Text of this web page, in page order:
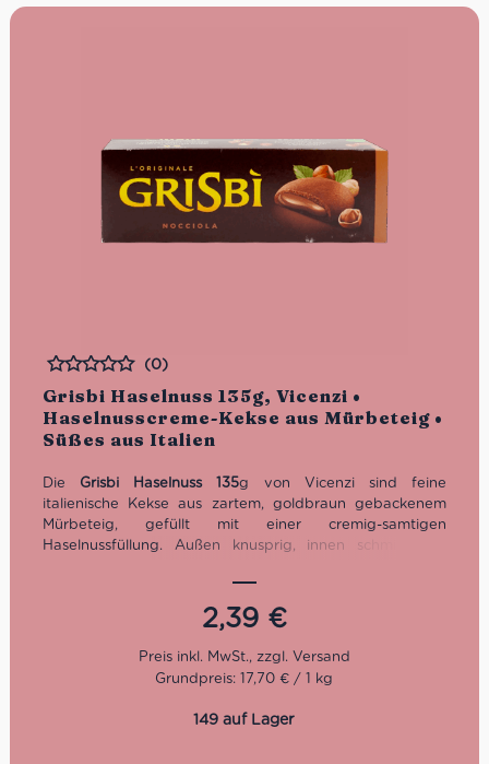
Grisbi Haselnuss 135g, Vicenzi •
Haselnusscreme-Kekse aus Mürbeteig •
Süßes aus Italien
Bewertet
(0)
Die Grisbi Haselnuss 135g von Vicenzi sind feine
italienische Kekse aus zartem, goldbraun gebackenem
Mürbeteig, gefüllt mit einer cremig-samtigen
Haselnussfüllung. Außen knusprig, innen schmilzt die
für alle Haselnussliebhaber. Perfekt zu Kaffee, Espresso
oder Tee, als eleganter Snack zwischendurch oder als
kleines Dessert für Gäste. Mit ihrer hochwertigen
Rezeptur bringen sie authentische italienische Backkunst
direkt zu Dir nach Hause.
2,39 €
Grundpreis: 17,70 € / 1 kg
149 auf Lager